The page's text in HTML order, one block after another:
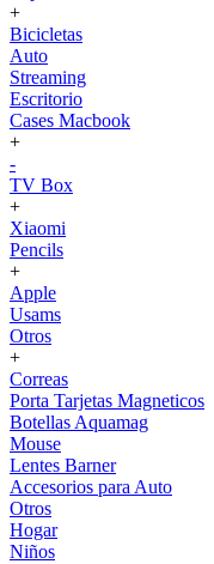
+
Bicicletas
Auto
Streaming
Escritorio
Cases Macbook
+
-
TV Box
+
Xiaomi
Pencils
+
Apple
Usams
Otros
+
Correas
Porta Tarjetas Magneticos
Botellas Aquamag
Mouse
Lentes Barner
Accesorios para Auto
Otros
Hogar
Niños